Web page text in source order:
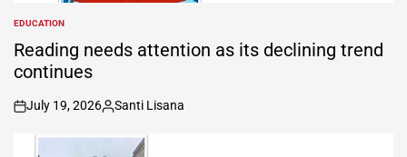
POSTED
IN
EDUCATION
Reading needs attention as its declining trend
continues
on
July 19, 2026
Posted
Santi Lisana